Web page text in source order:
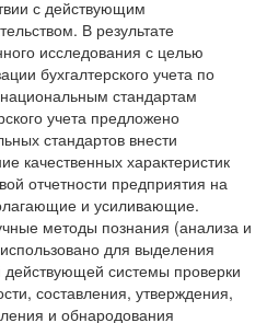
с действующим
В результате
исследования с целью
бухгалтерского учета по
стандартам
учета предложено
стандартов внести
качественных характеристик
отчетности предприятия на
и усиливающие.
методы познания (анализа и
для выделения
действующей системы проверки
составления, утверждения,
и обнародования